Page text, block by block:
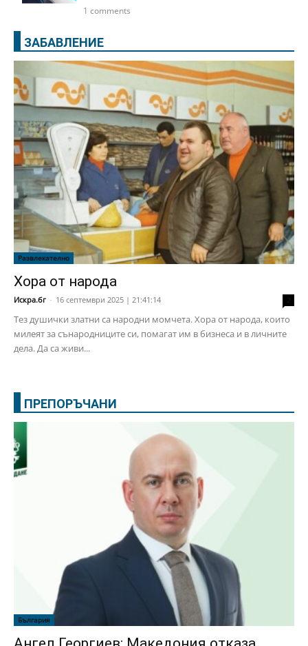
1 comments
ЗАБАВЛЕНИЕ
Развлекателно
Хора от народа
Искра.бг - 16 септември 2025 | 21:41:14
Тез душички златни са народни момчета. Хора от народа, които
милеят за сънародниците си, помагат им в бизнеса и в личните
дела. Да са живи...
ПРЕПОРЪЧАНИ
България